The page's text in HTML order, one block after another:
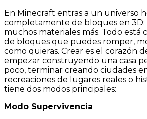
En Minecraft entras a un universo
completamente de bloques en 3D:
muchos materiales más. Todo está
de bloques que puedes romper,
como quieras. Crear es el corazón
empezar construyendo una casa
poco, terminar creando ciudades
recreaciones de lugares reales o
tiene dos modos principales:
Modo Supervivencia